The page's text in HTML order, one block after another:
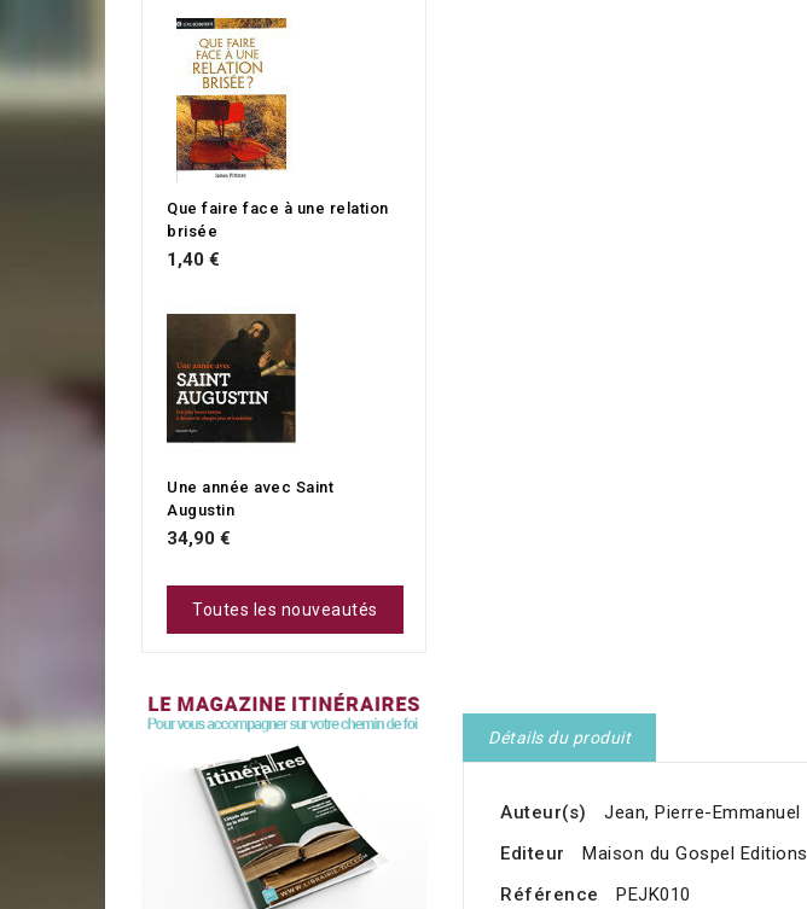
Détails du produit
Auteur(s)
Jean, Pierre-Emmanuel
Editeur
Maison du Gospel Editions
Référence
PEJK010
Que faire face à une relation
brisée
1,40 €
Une année avec Saint
Augustin
34,90 €
Toutes les nouveautés